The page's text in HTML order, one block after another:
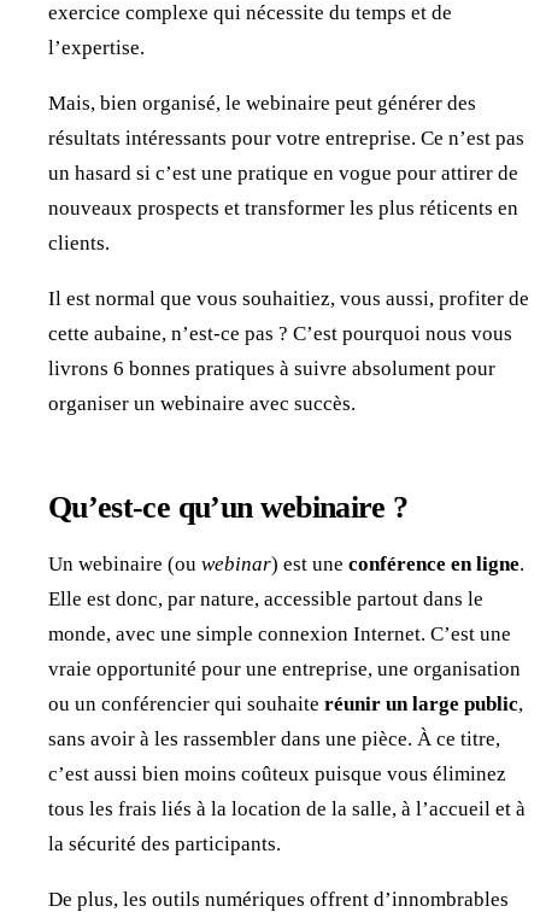
exercice complexe qui nécessite du temps et de
l’expertise.
Mais, bien organisé, le webinaire peut générer des
résultats intéressants pour votre entreprise. Ce n’est pas
un hasard si c’est une pratique en vogue pour attirer de
nouveaux prospects et transformer les plus réticents en
clients.
Il est normal que vous souhaitiez, vous aussi, profiter de
cette aubaine, n’est-ce pas ? C’est pourquoi nous vous
livrons 6 bonnes pratiques à suivre absolument pour
organiser un webinaire avec succès.
Qu’est-ce qu’un webinaire ?
Un webinaire (ou webinar) est une conférence en ligne.
Elle est donc, par nature, accessible partout dans le
monde, avec une simple connexion Internet. C’est une
vraie opportunité pour une entreprise, une organisation
ou un conférencier qui souhaite réunir un large public,
sans avoir à les rassembler dans une pièce. À ce titre,
c’est aussi bien moins coûteux puisque vous éliminez
tous les frais liés à la location de la salle, à l’accueil et à
la sécurité des participants.
De plus, les outils numériques offrent d’innombrables